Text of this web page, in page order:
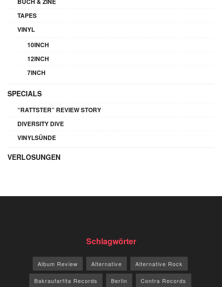
TAPES
VINYL
10INCH
12INCH
7INCH
SPECIALS
“RATTSTER” REVIEW STORY
DIVERSITY DIVE
VINYLSÜNDE
VERLOSUNGEN
Schlagwörter
Album Review Alternative Alternative Rock
Bakraufarfita Records Berlin Contra Records